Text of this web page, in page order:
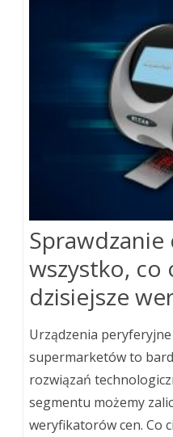
wszystko, co
dzisiejsze
Urządzenia
supermarketów to
rozwiązań
segmentu możemy
weryfikatorów cen. Co